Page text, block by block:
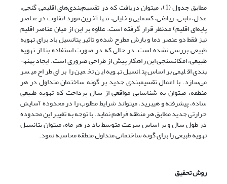
مطابق جدول (1)، می­توان دریافت که در تقسیم‌بندی‌های اقلیمی گنجی،
عدل، ثابتی، ریاضی، کسمایی و خلیلی، تنها آخرین مورد (تفاوت در عناصر
پایه‌ای اقلیم) مدنظر قرار گرفته است. علاوه بر این از میان عناصر اقلیم
نیز فقط دو عنصر دما و بارش مطرح شده و تاثیر پتانسیل باد برای تهویه
طبیعی بررسی نشده است. در حالی که در صورت استفاده بنا از تهویه
طبیعی، امکان­سنجی این راهکار پیش از طراحی ضروری است. ایجاد پهنه­
بندی اقلیمی براساس پتانسیل تهویه این تخمین را برای طراح میسر
می‌سازد. با اعمال تقسیم­بندی جدید بر گونه ساختمان متداول در هر
منطقه، می­توان به شناسایی مواقعی از سال پرداخت که تهویه طبیعی
ساده، پیشرفته و هیبرید، می­تواند شرایط مطلوب را در محدوده آسایش
حرارتی جدید مطابق هر منطقه فراهم نماید. با توجه به تغییر این محدوده
در طول سال و بر اساس سرعت متوسط باد در هر ماه، می­توان پتانسیل
تهویه طبیعی را برای گونه ساختمانی متداول منطقه محاسبه نمود.
روش تحقیق